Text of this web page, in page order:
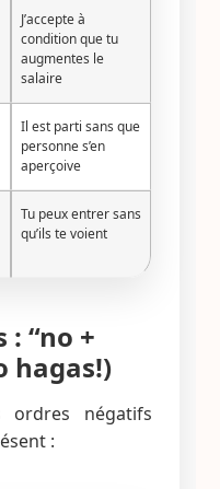
J’accepte à
condition que tu
augmentes le
salaire
Il est parti sans que
personne s’en
aperçoive
Tu peux entrer sans
qu’ils te voient
“no +
hagas!)
ordres négatifs
: